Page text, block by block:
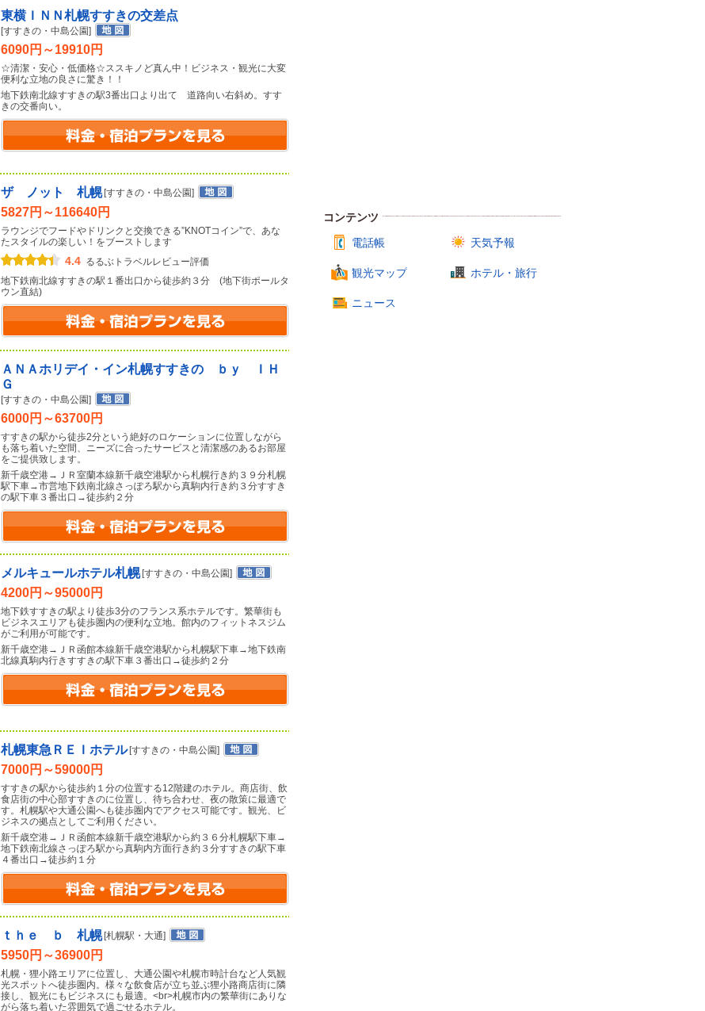
東横ＩＮＮ札幌すすきの交差点
[すすきの・中島公園]
6090円～19910円
☆清潔・安心・低価格☆ススキノど真ん中！ビジネス・観光に大変
便利な立地の良さに驚き！！
地下鉄南北線すすきの駅3番出口より出て 道路向い右斜め。すす
きの交番向い。
ザ ノット 札幌 [すすきの・中島公園]
5827円～116640円
ラウンジでフードやドリンクと交換できる”KNOTコイン”で、あな
たスタイルの楽しい！をブーストします
4.4 るるぶトラベルレビュー評価
地下鉄南北線すすきの駅１番出口から徒歩約３分 (地下街ポールタ
ウン直結)
ＡＮＡホリデイ・イン札幌すすきの ｂｙ ＩＨ
Ｇ
[すすきの・中島公園]
6000円～63700円
すすきの駅から徒歩2分という絶好のロケーションに位置しながら
も落ち着いた空間、ニーズに合ったサービスと清潔感のあるお部屋
をご提供致します。
新千歳空港→ＪＲ室蘭本線新千歳空港駅から札幌行き約３９分札幌
駅下車→市営地下鉄南北線さっぽろ駅から真駒内行き約３分すすき
の駅下車３番出口→徒歩約２分
メルキュールホテル札幌 [すすきの・中島公園]
4200円～95000円
地下鉄すすきの駅より徒歩3分のフランス系ホテルです。繁華街も
ビジネスエリアも徒歩圏内の便利な立地。館内のフィットネスジム
がご利用が可能です。
新千歳空港→ＪＲ函館本線新千歳空港駅から札幌駅下車→地下鉄南
北線真駒内行きすすきの駅下車３番出口→徒歩約２分
札幌東急ＲＥＩホテル [すすきの・中島公園]
7000円～59000円
すすきの駅から徒歩約１分の位置する12階建のホテル。商店街、飲
食店街の中心部すすきのに位置し、待ち合わせ、夜の散策に最適で
す。札幌駅や大通公園へも徒歩圏内でアクセス可能です。観光、ビ
ジネスの拠点としてご利用ください。
新千歳空港→ＪＲ函館本線新千歳空港駅から約３６分札幌駅下車→
地下鉄南北線さっぽろ駅から真駒内方面行き約３分すすきの駅下車
４番出口→徒歩約１分
ｔｈｅ ｂ 札幌 [札幌駅・大通]
5950円～36900円
札幌・狸小路エリアに位置し、大通公園や札幌市時計台など人気観
光スポットへ徒歩圏内。様々な飲食店が立ち並ぶ狸小路商店街に隣
接し、観光にもビジネスにも最適。<br>札幌市内の繁華街にありな
がら落ち着いた雰囲気で過ごせるホテル。
コンテンツ
電話帳
天気予報
観光マップ ホテル・旅行
ニュース